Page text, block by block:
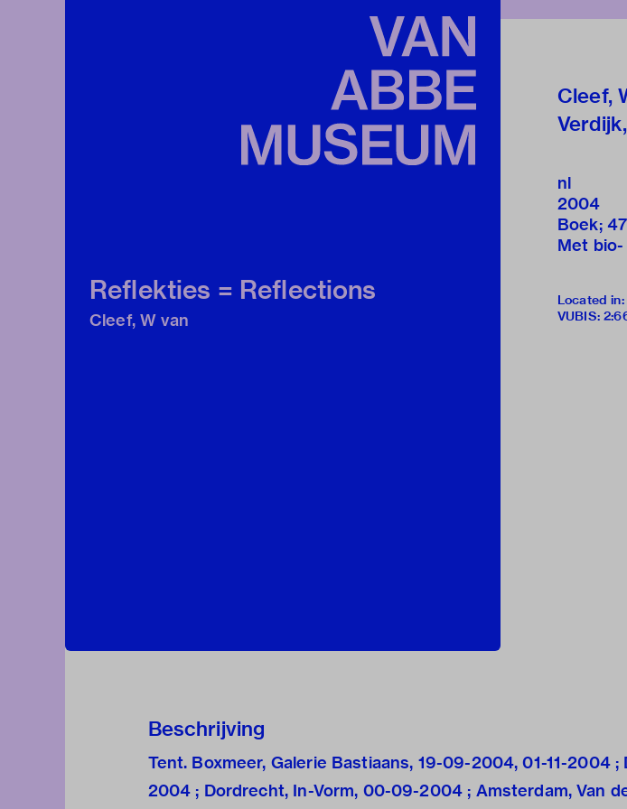
Reflekties = Reflections
Cleef, W van
Cleef,
nl
2004
Boek;
Met
Located in:
VUBIS:
Beschrijving
Tent. Boxmeer, Galerie Bastiaans, 19-09-2004, 01-11-2004
2004 ; Dordrecht, In-Vorm, 00-09-2004 ; Amsterdam, Van